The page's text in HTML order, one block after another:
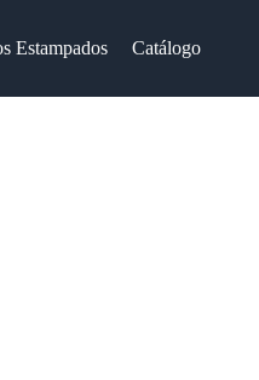
Estampados Catálogo